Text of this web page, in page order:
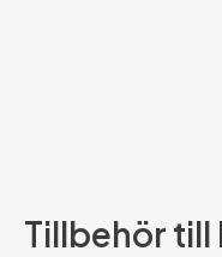
Tillbehör till